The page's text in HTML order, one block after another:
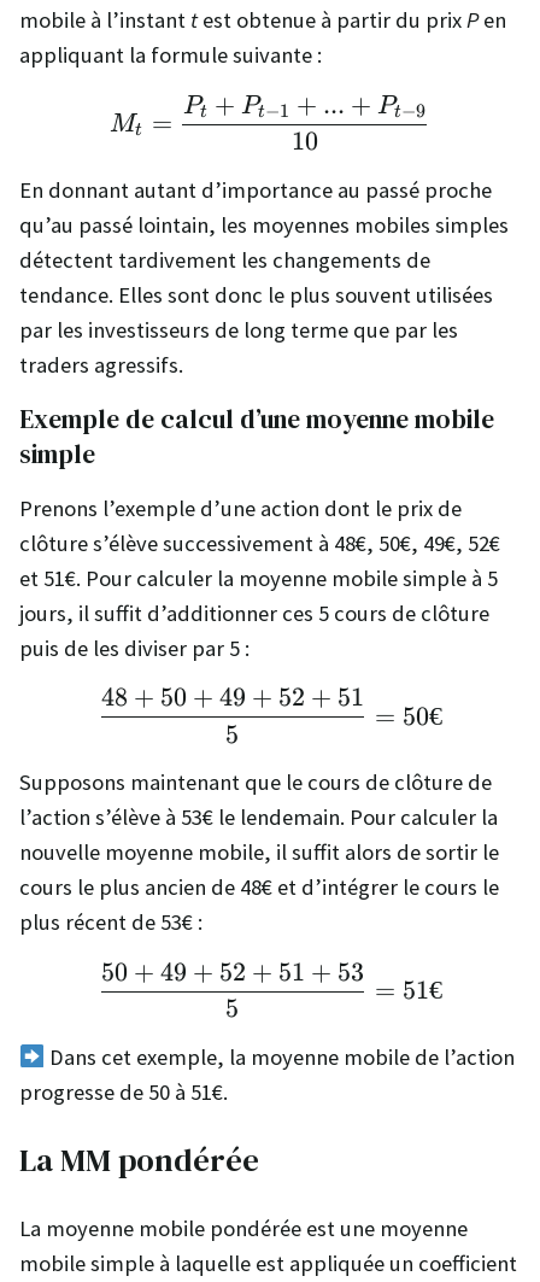
mobile à l’instant test obtenue à partir du prix Pen
appliquant la formule suivante :
M_t = \frac{P_t +
Mt =
10
Pt + Pt−1 + ... + Pt−9
En donnant autant d’importance au passé proche
qu’au passé lointain, les moyennes mobiles simples
détectent tardivement les changements de
tendance. Elles sont donc le plus souvent utilisées
par les investisseurs de long terme que par les
traders agressifs.
Exemple de calcul d’une moyenne mobile
simple
Prenons l’exemple d’une action dont le prix de
clôture s’élève successivement à 48€, 50€, 49€, 52€
et 51€. Pour calculer la moyenne mobile simple à 5
jours, il suffit d’additionner ces 5 cours de clôture
puis de les diviser par 5 :
\frac{48 + 50 + 49 +
5
48 + 50 + 49 + 52 + 51
= 50€
Supposons maintenant que le cours de clôture de
l’action s’élève à 53€ le lendemain. Pour calculer la
nouvelle moyenne mobile, il suffit alors de sortir le
cours le plus ancien de 48€ et d’intégrer le cours le
plus récent de 53€ :
\frac{50 + 49 + 52 +
5
50 + 49 + 52 + 51 + 53
= 51€
Dans cet exemple, la moyenne mobile de l’action
progresse de 50 à 51€.
La MM pondérée
La moyenne mobile pondérée est une moyenne
mobile simple à laquelle est appliquée un coefficient